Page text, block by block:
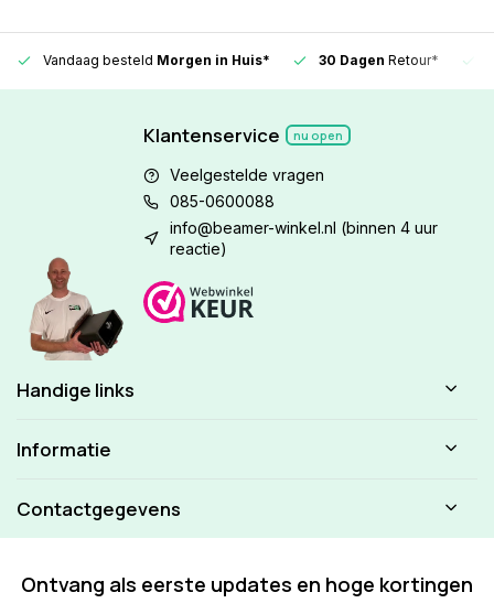
Vandaag besteld Morgen in Huis* 30 Dagen Retour*
Klantenservice nu open
Veelgestelde vragen
085-0600088
info@beamer-winkel.nl (binnen 4 uur
reactie)
Handige links
Informatie
Contactgegevens
Ontvang als eerste updates en hoge kortingen